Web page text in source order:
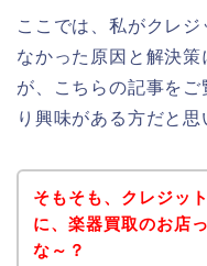
ここでは、私がクレ
なかった原因と解決
が、こちらの記事を
り興味がある方だと思
そもそも、クレジッ
に、楽器買取のお店
な～？